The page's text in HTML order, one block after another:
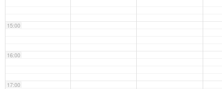
15:00
16:00
17:00